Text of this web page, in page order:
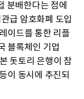
분배한다는 점에
급 암호화폐 도입
이드를 통한 리플
블록체인 기업
돗토리 은행이 참
이 동시에 추진되